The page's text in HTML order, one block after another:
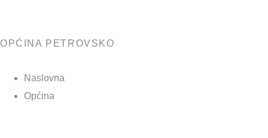
OPĆINA PETROVSKO
Naslovna
Općina